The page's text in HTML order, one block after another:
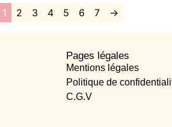
1 2 3 4 5 6 7 →
Pages légales
Mentions légales
Politique de
C.G.V